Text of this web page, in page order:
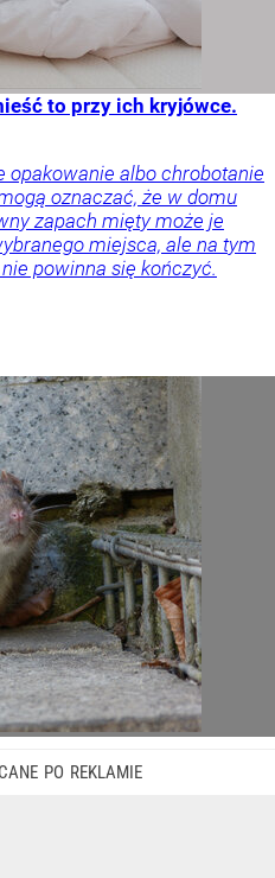
to przy ich kryjówce.
opakowanie albo chrobotanie
oznaczać, że w domu
zapach mięty może je
miejsca, ale na tym
powinna się kończyć.